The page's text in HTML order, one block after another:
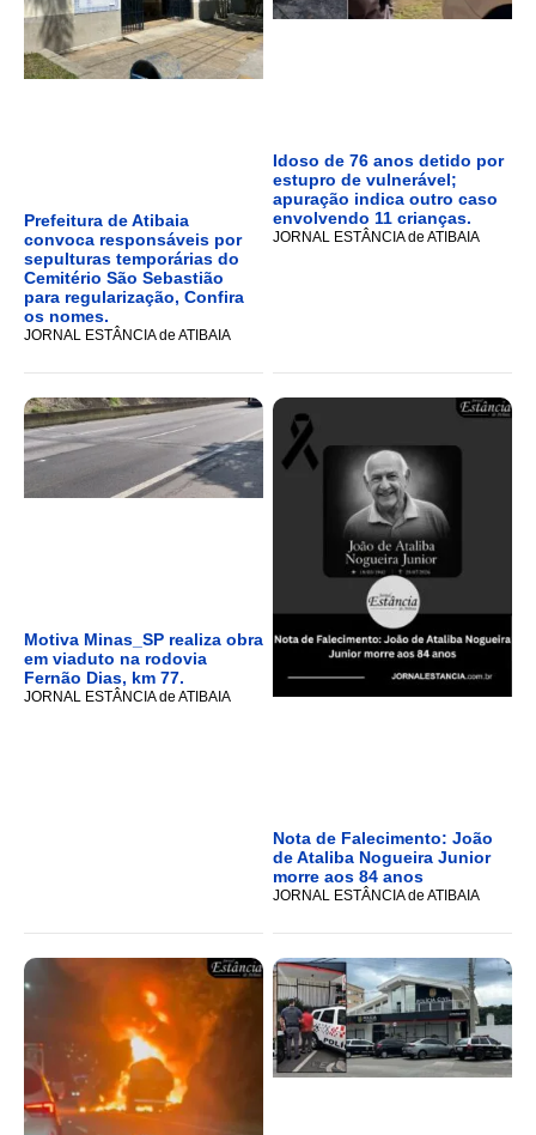
Prefeitura de Atibaia
convoca responsáveis por
sepulturas temporárias do
Cemitério São Sebastião
para regularização, Confira
os nomes.
JORNAL ESTÂNCIA de ATIBAIA
Idoso de 76 anos detido por
estupro de vulnerável;
apuração indica outro caso
envolvendo 11 crianças.
JORNAL ESTÂNCIA de ATIBAIA
Motiva Minas_SP realiza obra
em viaduto na rodovia
Fernão Dias, km 77.
JORNAL ESTÂNCIA de ATIBAIA
Nota de Falecimento: João
de Ataliba Nogueira Junior
morre aos 84 anos
JORNAL ESTÂNCIA de ATIBAIA